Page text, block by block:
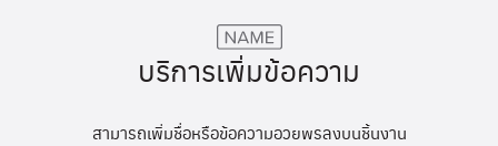
บริการเพิ่มข้อความ
สามารถเพิ่มชื่อหรือข้อความอวยพรลงบนชิ้นงาน